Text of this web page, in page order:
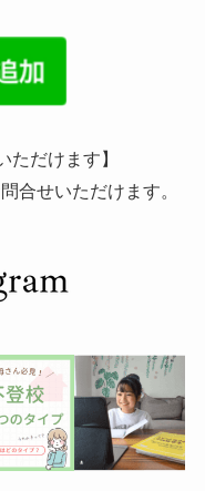
ただけます】
合せいただけます。